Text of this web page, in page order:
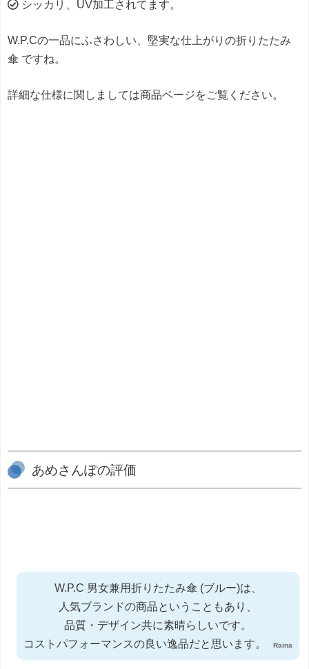
シッカリ、UV加工されてます。
W.P.Cの一品にふさわしい、堅実な仕上がりの折りたたみ
傘 ですね。
詳細な仕様に関しましては商品ページをご覧ください。
あめさんぽの評価
W.P.C 男女兼用折りたたみ傘 (ブルー)は、
人気ブランドの商品ということもあり、
品質・デザイン共に素晴らしいです。
コストパフォーマンスの良い逸品だと思います。
Raina